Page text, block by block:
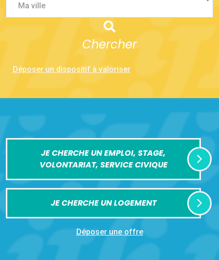
Ma ville
Chercher
Déposer un dispositif à valoriser
JE CHERCHE UN EMPLOI, STAGE,
VOLONTARIAT, SERVICE CIVIQUE
JE CHERCHE UN LOGEMENT
Déposer une offre